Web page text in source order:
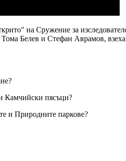
на Сружение за
Тома Белев и Стефан Аврамов,
Камчийски пясъци?
и Природните паркове?